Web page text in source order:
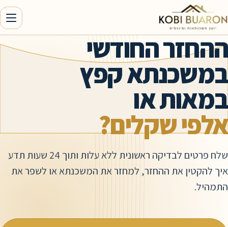
החודשי
קפץ
או
שקלים?
שלח פרטים לבדיקה ראשונית ללא עלות ותוך 24 שעות תדע
את ההחזר, למחזר את המשכנתא או לשפר את